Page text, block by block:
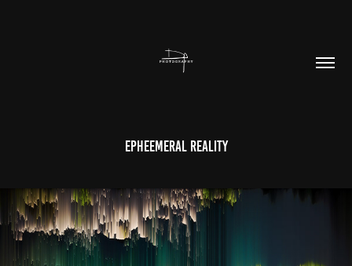
Epheemeral Reality